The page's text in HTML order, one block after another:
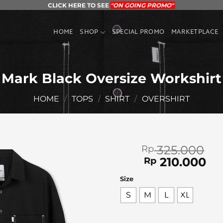
CLICK HERE TO SEE "ON GOING PROMO"
HOME SHOP SPECIAL PROMO MARKETPLACE
Mark Black Oversize Workshirt
HOME / TOPS / SHIRT / OVERSHIRT
Rp325.000
Original
was:
Rp 325.000.
Rp210.000
Size
S M L XL